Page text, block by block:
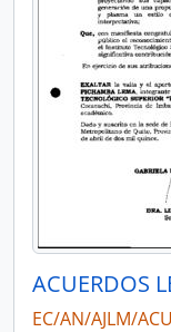
ACUERDOS
EC/AN/AJLM/